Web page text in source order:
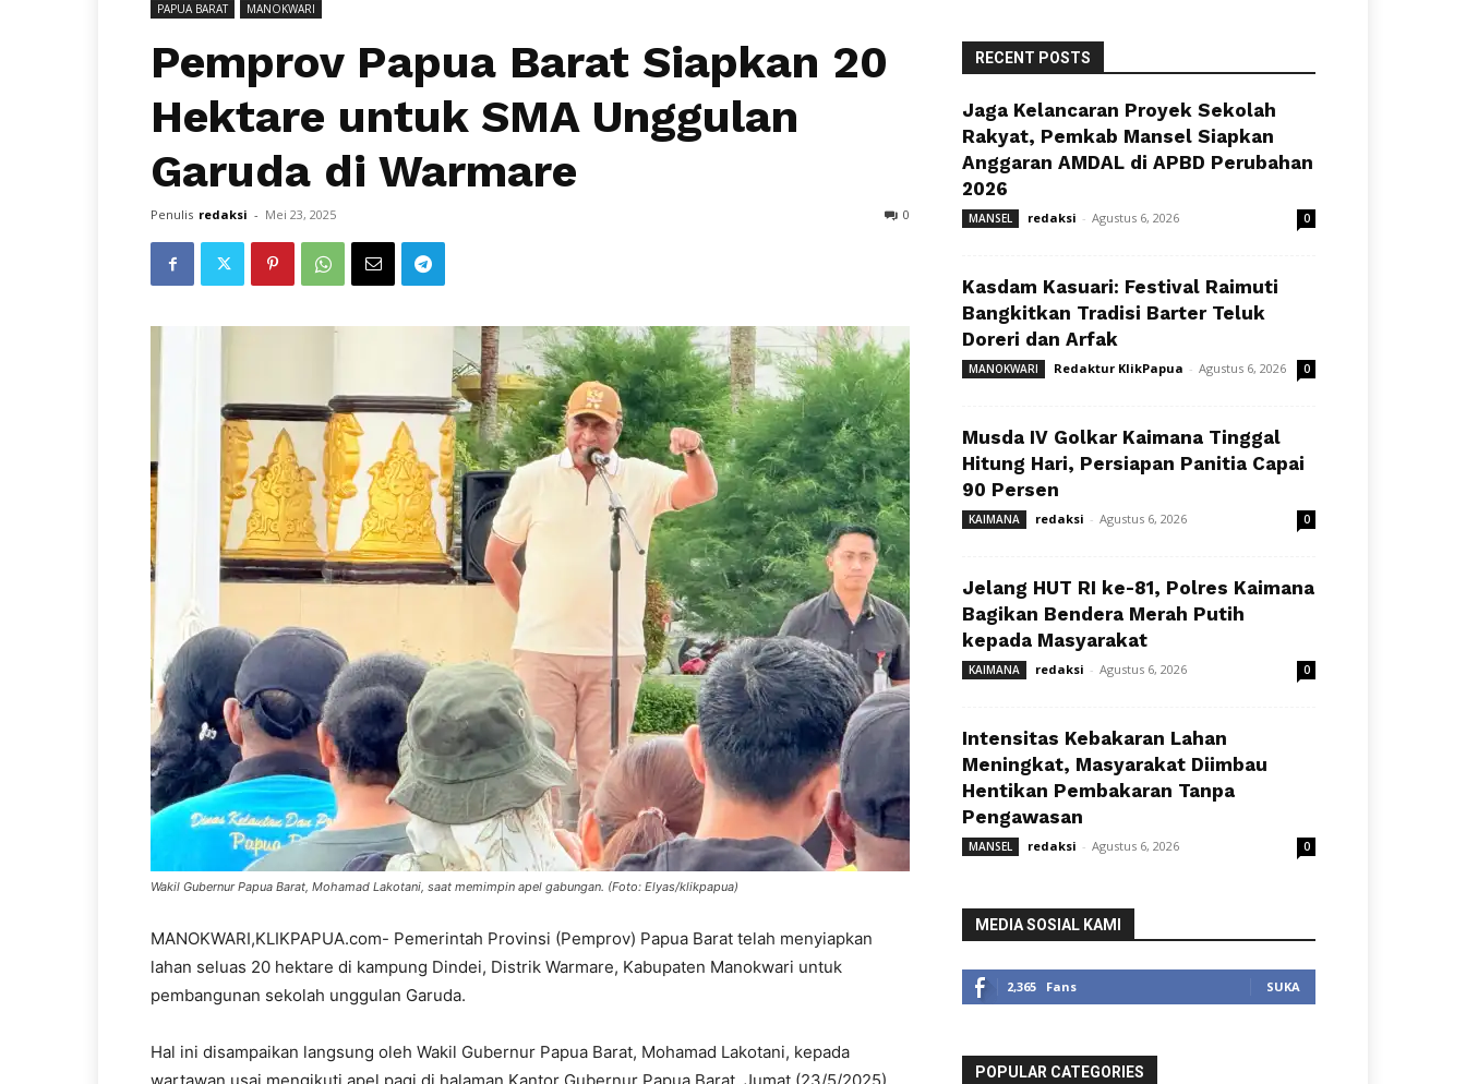
PAPUA BARAT MANOKWARI
Pemprov Papua Barat Siapkan 20
Hektare untuk SMA Unggulan
Garuda di Warmare
Penulis redaksi - Mei 23, 2025 0
Wakil Gubernur Papua Barat, Mohamad Lakotani, saat memimpin apel gabungan. (Foto: Elyas/klikpapua)
MANOKWARI,KLIKPAPUA.com- Pemerintah Provinsi (Pemprov) Papua Barat telah menyiapkan
lahan seluas 20 hektare di kampung Dindei, Distrik Warmare, Kabupaten Manokwari untuk
pembangunan sekolah unggulan Garuda.
Hal ini disampaikan langsung oleh Wakil Gubernur Papua Barat, Mohamad Lakotani, kepada
RECENT POSTS
Jaga Kelancaran Proyek Sekolah
Rakyat, Pemkab Mansel Siapkan
Anggaran AMDAL di APBD Perubahan
2026
MANSEL redaksi - Agustus 6, 2026 0
Kasdam Kasuari: Festival Raimuti
Bangkitkan Tradisi Barter Teluk
Doreri dan Arfak
MANOKWARI Redaktur KlikPapua - Agustus 6, 2026 0
Musda IV Golkar Kaimana Tinggal
Hitung Hari, Persiapan Panitia Capai
90 Persen
KAIMANA redaksi - Agustus 6, 2026 0
Jelang HUT RI ke-81, Polres Kaimana
Bagikan Bendera Merah Putih
kepada Masyarakat
KAIMANA redaksi - Agustus 6, 2026 0
Intensitas Kebakaran Lahan
Meningkat, Masyarakat Diimbau
Hentikan Pembakaran Tanpa
Pengawasan
MANSEL redaksi - Agustus 6, 2026 0
MEDIA SOSIAL KAMI
2,365 Fans SUKA
POPULAR CATEGORIES